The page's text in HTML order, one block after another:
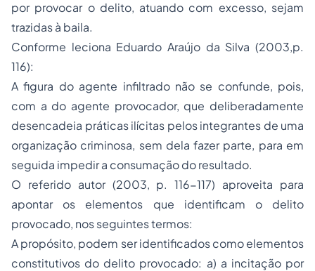
por provocar o delito, atuando com excesso, sejam
trazidas à baila.
Conforme leciona Eduardo Araújo da Silva (2003,p.
116):
A figura do agente infiltrado não se confunde, pois,
com a do agente provocador, que deliberadamente
desencadeia práticas ilícitas pelos integrantes de uma
organização criminosa, sem dela fazer parte, para em
seguida impedir a consumação do resultado.
O referido autor (2003, p. 116-117) aproveita para
apontar os elementos que identificam o delito
provocado, nos seguintes termos:
A propósito, podem ser identificados como elementos
constitutivos do delito provocado: a) a incitação por